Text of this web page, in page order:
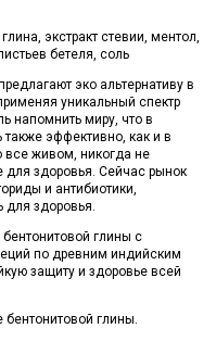
экстракт стевии, ментол,
бетеля, соль
эко альтернативу в
уникальный спектр
напомнить миру, что в
эффективно, как и в
все живом, никогда не
для здоровья. Сейчас рынок
и антибиотики,
для здоровья.
глины с
по древним индийским
защиту и здоровье всей
бентонитовой глины.